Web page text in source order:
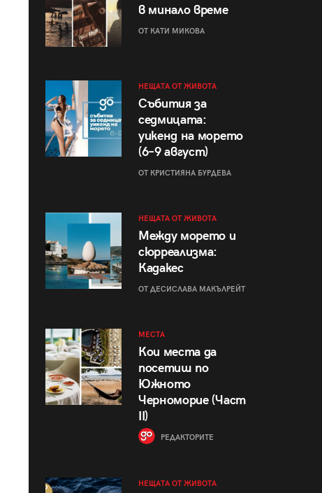
в минало време
ОТ КАТИ МИКОВА
НЕЩАТА ОТ ЖИВОТА
Събития за
седмицата:
уикенд на морето
(6–9 август)
ОТ КРИСТИЯНА БУРДЕВА
НЕЩАТА ОТ ЖИВОТА
Между морето и
сюрреализма:
Кадакес
ОТ ДЕСИСЛАВА МАКЪЛРЕЙТ
МЕСТА
Кои места да
посетиш по
Южното
Черноморие (Част
II)
РЕДАКТОРИТЕ
НЕЩАТА ОТ ЖИВОТА